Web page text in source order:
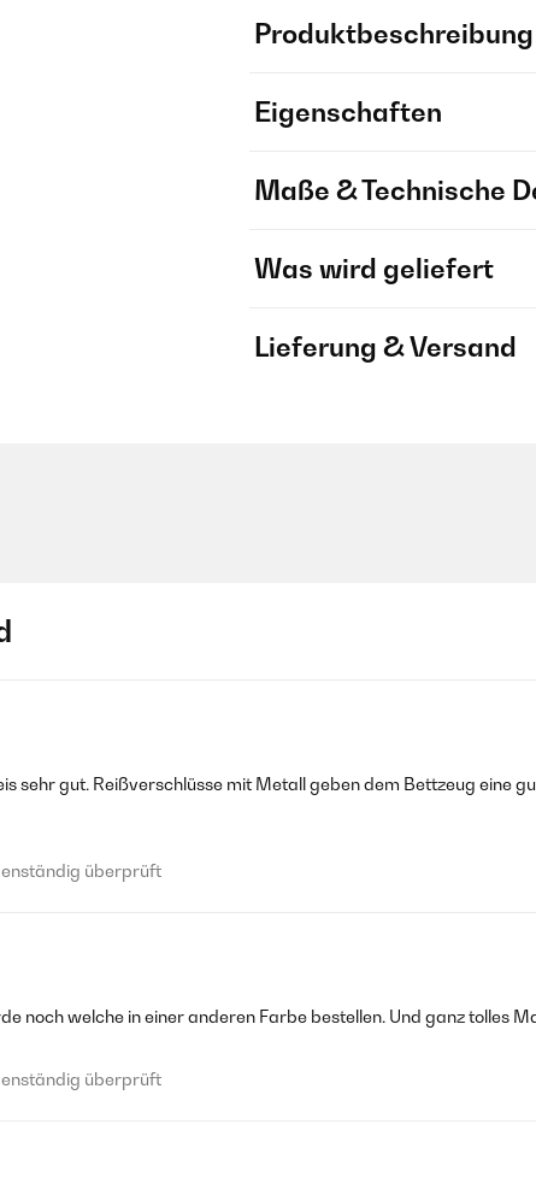
Produktbeschreibung
Eigenschaften
Maße & Technische
Was wird geliefert
Lieferung & Versand
sehr gut. Reißverschlüsse mit Metall geben dem Bettzeug eine
überprüft
noch welche in einer anderen Farbe bestellen. Und ganz tolles
überprüft